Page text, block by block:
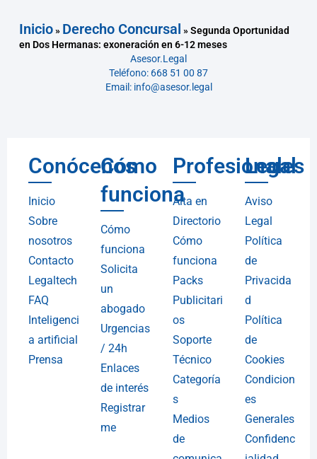
Inicio» Derecho Concursal »Segunda Oportunidad
en Dos Hermanas: exoneración en 6-12 meses
Asesor.Legal
Teléfono: 668 51 00 87
Email: info@asesor.legal
Conócenos
Inicio
Sobre
nosotros
Contacto
Legaltech
FAQ
Inteligenci
a artificial
Prensa
Cómo
funciona
Cómo
funciona
Solicita
un
abogado
Urgencias
/ 24h
Enlaces
de interés
Registrar
me
Profesionales
Alta en
Directorio
Cómo
funciona
Packs
Publicitari
os
Soporte
Técnico
Categoría
s
Medios
de
Legal
Aviso
Legal
Política
de
Privacida
d
Política
de
Cookies
Condicion
es
Generales
Confidenc